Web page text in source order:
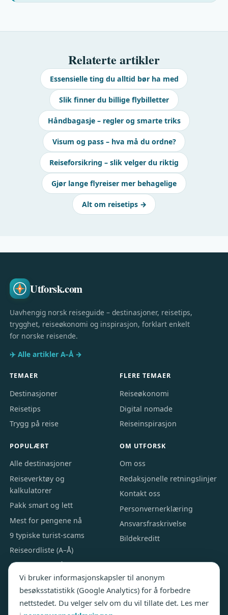
Relaterte artikler
Essensielle ting du alltid bør ha med
Slik finner du billige flybilletter
Håndbagasje – regler og smarte triks
Visum og pass – hva må du ordne?
Reiseforsikring – slik velger du riktig
Gjør lange flyreiser mer behagelige
Alt om reisetips →
Utforsk.com
Uavhengig norsk reiseguide – destinasjoner, reisetips,
trygghet, reiseøkonomi og inspirasjon, forklart enkelt
for norske reisende.
✈️ Alle artikler A–Å →
TEMAER
Destinasjoner
Reisetips
Trygg på reise
FLERE TEMAER
Reiseøkonomi
Digital nomade
Reiseinspirasjon
POPULÆRT
Alle destinasjoner
Reiseverktøy og
kalkulatorer
Pakk smart og lett
Mest for pengene nå
9 typiske turist-scams
Reiseordliste (A–Å)
Alle artikler A–Å
OM UTFORSK
Om oss
Redaksjonelle retningslinjer
Kontakt oss
Personvernerklæring
Ansvarsfraskrivelse
Bildekreditt
© 2026 Utforsk.com · Utgitt av Nordic Webinvest Ltd · Ansvarlig
Vi bruker informasjonskapsler til anonym
besøksstatistikk (Google Analytics) for å forbedre
nettstedet. Du velger selv om du vil tillate det. Les mer